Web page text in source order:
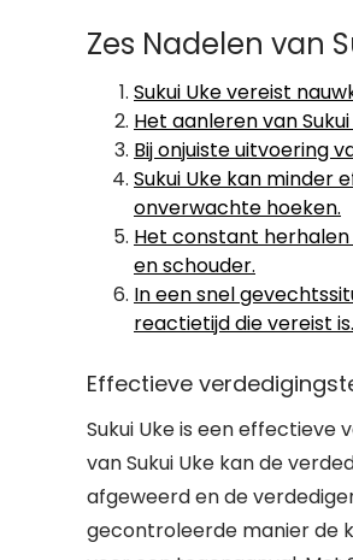
Zes Nadelen van
Sukui Uke vereist
Het aanleren van
Bij onjuiste uitvoering
Sukui Uke kan minder
onverwachte hoeken.
Het constant herhalen
en schouder.
In een snel
reactietijd die vereist is.
Effectieve
Sukui Uke is een
van Sukui Uke kan de
afgeweerd en de
gecontroleerde manier de